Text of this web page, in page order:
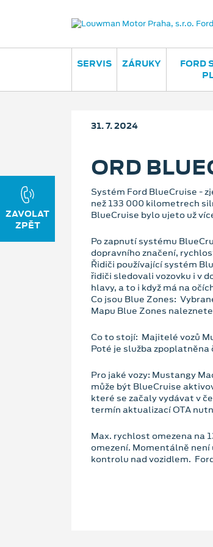
SERVIS ZÁRUKY
FORD
31. 7. 2024
ORD
Systém Ford BlueCruise -
než 133 000 kilometrech
BlueCruise bylo ujeto už
Po zapnutí systému
dopravního značení,
Řidiči používající systém
řidiči sledovali vozovku i v
hlavy, a to i když má na
Co jsou Blue Zones:
Mapu Blue Zones naleznete
Co to stojí: Majitelé vozů
Poté je služba
Pro jaké vozy: Mustangy
může být BlueCruise
které se začaly vydávat v
termín aktualizací OTA
Max. rychlost omezena na
omezení. Momentálně není
kontrolu nad vozidlem.